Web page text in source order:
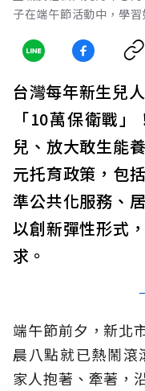
子在端午節活動中，學習
台灣每年新生兒
「10萬保衛戰
兒、放大敢生能
元托育政策，包
準公共化服務、
以創新彈性形式
求。
端午節前夕，新北
晨八點就已熱鬧
家人抱著、牽著，